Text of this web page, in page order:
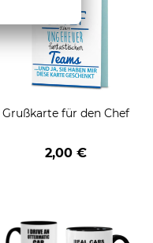
Grußkarte für den Chef
2,00 €